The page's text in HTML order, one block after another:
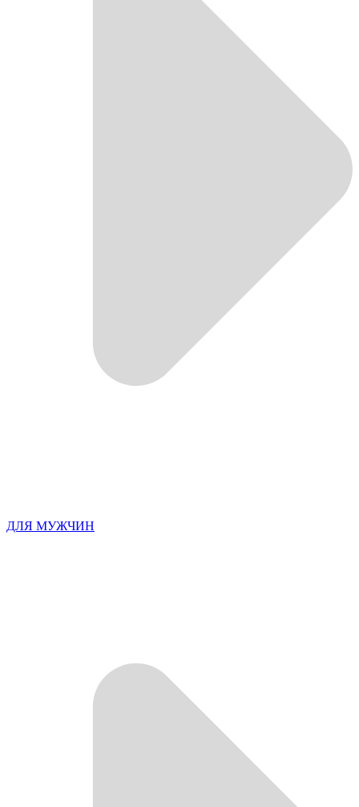
ДЛЯ МУЖЧИН